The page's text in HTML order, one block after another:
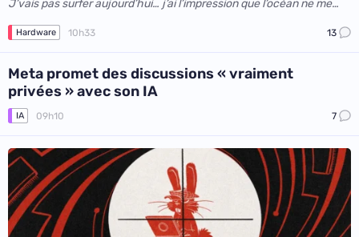
J’vais pas surfer aujourd’hui… j’ai l’impression que l’océan ne me
Hardware 10h33 13
Meta promet des discussions « vraiment
privées » avec son IA
IA 09h10 7